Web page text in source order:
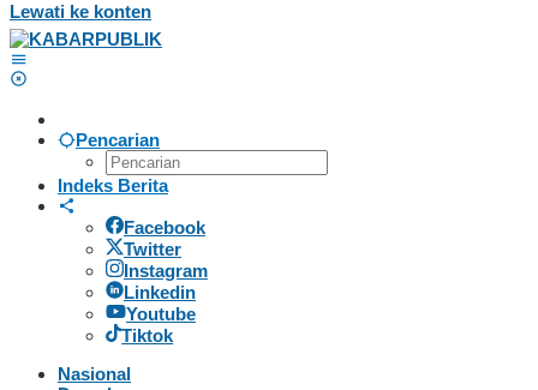
Lewati ke konten
Pencarian
Indeks Berita
Facebook
Twitter
Instagram
Linkedin
Youtube
Tiktok
Nasional